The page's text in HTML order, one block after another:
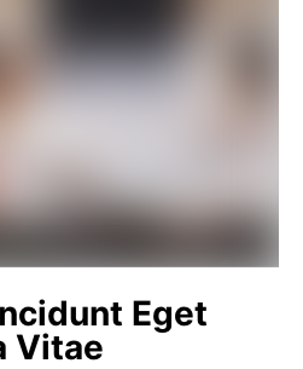
Eget
Vitae